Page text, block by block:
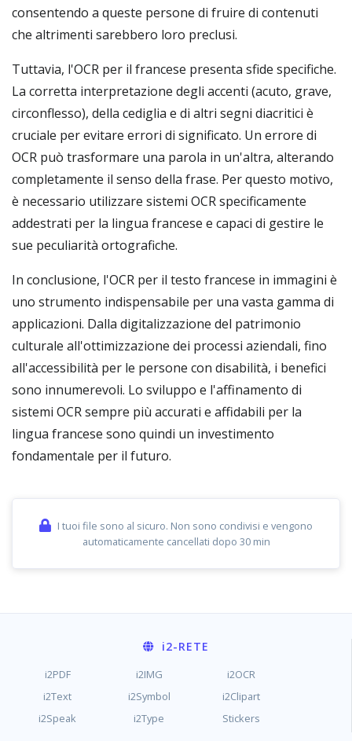
consentendo a queste persone di fruire di contenuti
che altrimenti sarebbero loro preclusi.
Tuttavia, l'OCR per il francese presenta sfide specifiche.
La corretta interpretazione degli accenti (acuto, grave,
circonflesso), della cediglia e di altri segni diacritici è
cruciale per evitare errori di significato. Un errore di
OCR può trasformare una parola in un'altra, alterando
completamente il senso della frase. Per questo motivo,
è necessario utilizzare sistemi OCR specificamente
addestrati per la lingua francese e capaci di gestire le
sue peculiarità ortografiche.
In conclusione, l'OCR per il testo francese in immagini è
uno strumento indispensabile per una vasta gamma di
applicazioni. Dalla digitalizzazione del patrimonio
culturale all'ottimizzazione dei processi aziendali, fino
all'accessibilità per le persone con disabilità, i benefici
sono innumerevoli. Lo sviluppo e l'affinamento di
sistemi OCR sempre più accurati e affidabili per la
lingua francese sono quindi un investimento
fondamentale per il futuro.
I tuoi file sono al sicuro. Non sono condivisi e vengono
automaticamente cancellati dopo 30 min
i2-RETE
i2PDF i2IMG
i2OCR
i2Text
i2Symbol
i2Clipart
i2Speak
i2Type Stickers